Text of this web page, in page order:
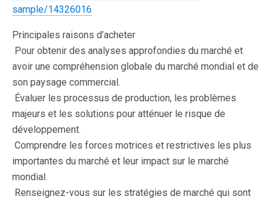
sample/14326016
Principales raisons d’acheter
 Pour obtenir des analyses approfondies du marché et
avoir une compréhension globale du marché mondial et de
son paysage commercial.
 Évaluer les processus de production, les problèmes
majeurs et les solutions pour atténuer le risque de
développement.
 Comprendre les forces motrices et restrictives les plus
importantes du marché et leur impact sur le marché
mondial.
 Renseignez-vous sur les stratégies de marché qui sont